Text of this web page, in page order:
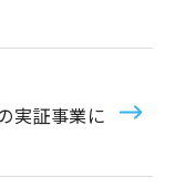
実証事業に